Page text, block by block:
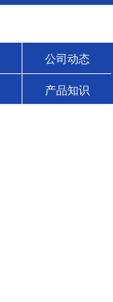
公司动态
产品知识